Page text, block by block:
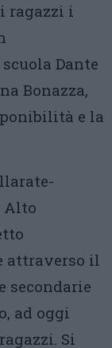
ragazzi i
Dante
Bonazza,
e la
Alto
attraverso il
secondarie
ad oggi
Si